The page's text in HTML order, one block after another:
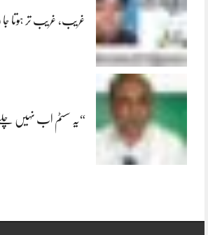
غریب، غریب تر ہوتا
“یہ سسٹم اب نہیں